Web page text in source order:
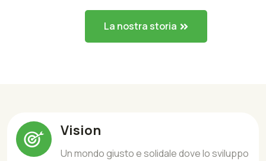
La nostra storia
Vision
Un mondo giusto e solidale dove lo sviluppo